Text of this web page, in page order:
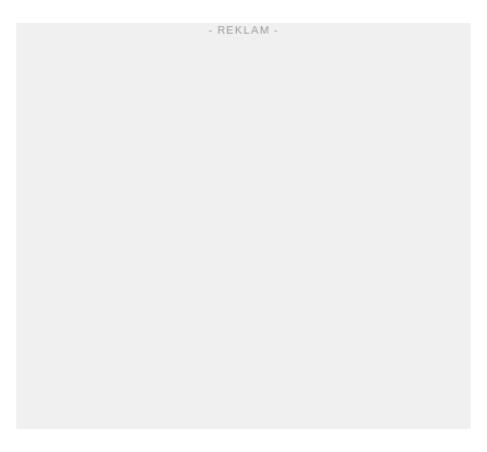
- REKLAM -